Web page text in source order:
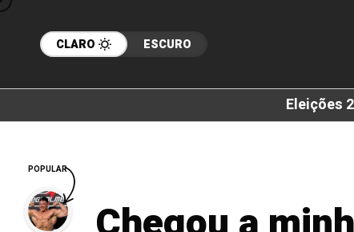
CLARO ESCURO
Eleições
POPULAR